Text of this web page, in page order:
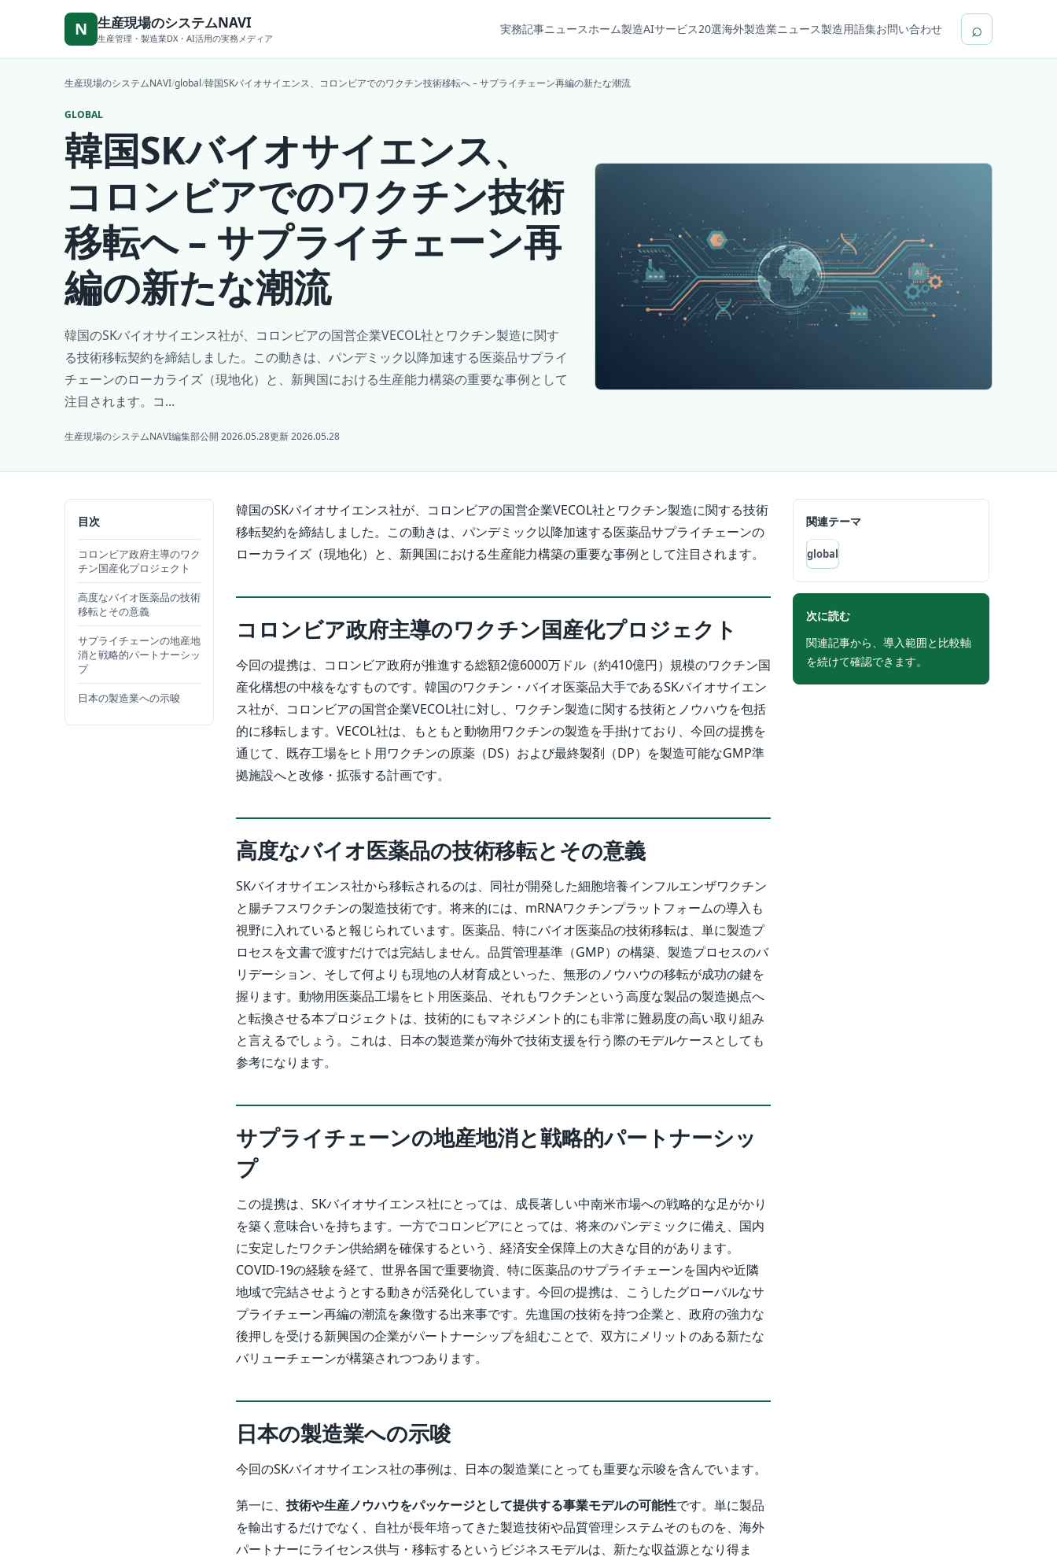
N 生産現場のシステムNAVI
生産管理・製造業DX・AI活用の実務メディア
実務記事ニュースホーム製造AIサービス20選海外製造業ニュース製造用語集お問い合わせ ⌕
生産現場のシステムNAVI/global/韓国SKバイオサイエンス、コロンビアでのワクチン技術移転へ – サプライチェーン再編の新たな潮流
GLOBAL
韓国SKバイオサイエンス、
コロンビアでのワクチン技術
移転へ – サプライチェーン再
編の新たな潮流
韓国のSKバイオサイエンス社が、コロンビアの国営企業VECOL社とワクチン製造に関す
る技術移転契約を締結しました。この動きは、パンデミック以降加速する医薬品サプライ
チェーンのローカライズ（現地化）と、新興国における生産能力構築の重要な事例として
注目されます。コ...
生産現場のシステムNAVI編集部公開 2026.05.28更新 2026.05.28
目次
コロンビア政府主導のワク
チン国産化プロジェクト
高度なバイオ医薬品の技術
移転とその意義
サプライチェーンの地産地
消と戦略的パートナーシッ
プ
日本の製造業への示唆
韓国のSKバイオサイエンス社が、コロンビアの国営企業VECOL社とワクチン製造に関する技術
移転契約を締結しました。この動きは、パンデミック以降加速する医薬品サプライチェーンの
ローカライズ（現地化）と、新興国における生産能力構築の重要な事例として注目されます。
コロンビア政府主導のワクチン国産化プロジェクト
今回の提携は、コロンビア政府が推進する総額2億6000万ドル（約410億円）規模のワクチン国
産化構想の中核をなすものです。韓国のワクチン・バイオ医薬品大手であるSKバイオサイエン
ス社が、コロンビアの国営企業VECOL社に対し、ワクチン製造に関する技術とノウハウを包括
的に移転します。VECOL社は、もともと動物用ワクチンの製造を手掛けており、今回の提携を
通じて、既存工場をヒト用ワクチンの原薬（DS）および最終製剤（DP）を製造可能なGMP準
拠施設へと改修・拡張する計画です。
高度なバイオ医薬品の技術移転とその意義
SKバイオサイエンス社から移転されるのは、同社が開発した細胞培養インフルエンザワクチン
と腸チフスワクチンの製造技術です。将来的には、mRNAワクチンプラットフォームの導入も
視野に入れていると報じられています。医薬品、特にバイオ医薬品の技術移転は、単に製造プ
ロセスを文書で渡すだけでは完結しません。品質管理基準（GMP）の構築、製造プロセスのバ
リデーション、そして何よりも現地の人材育成といった、無形のノウハウの移転が成功の鍵を
握ります。動物用医薬品工場をヒト用医薬品、それもワクチンという高度な製品の製造拠点へ
と転換させる本プロジェクトは、技術的にもマネジメント的にも非常に難易度の高い取り組み
と言えるでしょう。これは、日本の製造業が海外で技術支援を行う際のモデルケースとしても
参考になります。
サプライチェーンの地産地消と戦略的パートナーシッ
プ
この提携は、SKバイオサイエンス社にとっては、成長著しい中南米市場への戦略的な足がかり
を築く意味合いを持ちます。一方でコロンビアにとっては、将来のパンデミックに備え、国内
に安定したワクチン供給網を確保するという、経済安全保障上の大きな目的があります。
COVID-19の経験を経て、世界各国で重要物資、特に医薬品のサプライチェーンを国内や近隣
地域で完結させようとする動きが活発化しています。今回の提携は、こうしたグローバルなサ
プライチェーン再編の潮流を象徴する出来事です。先進国の技術を持つ企業と、政府の強力な
後押しを受ける新興国の企業がパートナーシップを組むことで、双方にメリットのある新たな
バリューチェーンが構築されつつあります。
日本の製造業への示唆
今回のSKバイオサイエンス社の事例は、日本の製造業にとっても重要な示唆を含んでいます。
第一に、 技術や生産ノウハウをパッケージとして提供する事業モデルの可能性です。単に製品
を輸出するだけでなく、自社が長年培ってきた製造技術や品質管理システムそのものを、海外
パートナーにライセンス供与・移転するというビジネスモデルは、新たな収益源となり得ま
関連テーマ
global
次に読む
関連記事から、導入範囲と比較軸
を続けて確認できます。